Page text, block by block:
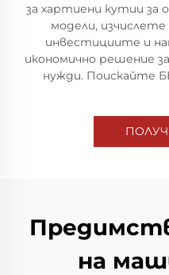
за хартиени кутии за
модели,
инвестициите и
икономично решение
нужди. Поискайте
на